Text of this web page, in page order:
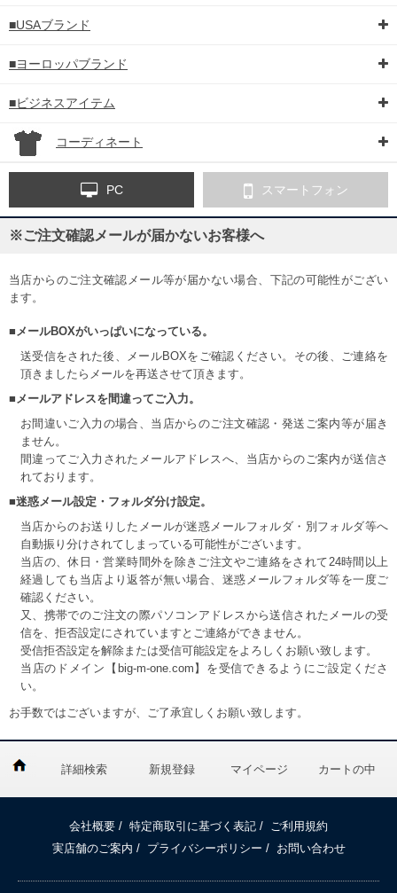
■USAブランド
■ヨーロッパブランド
■ビジネスアイテム
コーディネート
PC スマートフォン
※ご注文確認メールが届かないお客様へ
当店からのご注文確認メール等が届かない場合、下記の可能性がござい
ます。
■メールBOXがいっぱいになっている。
送受信をされた後、メールBOXをご確認ください。その後、ご連絡を
頂きましたらメールを再送させて頂きます。
■メールアドレスを間違ってご入力。
お間違いご入力の場合、当店からのご注文確認・発送ご案内等が届き
ません。
間違ってご入力されたメールアドレスへ、当店からのご案内が送信さ
れております。
■迷惑メール設定・フォルダ分け設定。
当店からのお送りしたメールが迷惑メールフォルダ・別フォルダ等へ
自動振り分けされてしまっている可能性がございます。
当店の、休日・営業時間外を除きご注文やご連絡をされて24時間以上
経過しても当店より返答が無い場合、迷惑メールフォルダ等を一度ご
確認ください。
又、携帯でのご注文の際パソコンアドレスから送信されたメールの受
信を、拒否設定にされていますとご連絡ができません。
受信拒否設定を解除または受信可能設定をよろしくお願い致します。
当店のドメイン【big-m-one.com】を受信できるようにご設定くださ
い。
お手数ではございますが、ご了承宜しくお願い致します。
詳細検索 新規登録 マイページ カートの中
会社概要 / 特定商取引に基づく表記 /
ご利用規約
実店舗のご案内 / プライバシーポリシー / お問い合わせ